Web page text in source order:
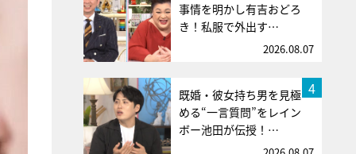
事情を明かし有吉おどろ
き！私服で外出す…
2026.08.07
4
既婚・彼女持ち男を見極
める“一言質問”をレイン
ボー池田が伝授！…